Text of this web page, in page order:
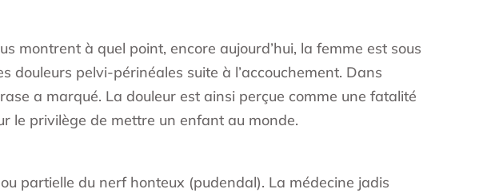
montrent à quel point, encore aujourd’hui, la femme est sous
douleurs pelvi-périnéales suite à l’accouchement. Dans
a marqué. La douleur est ainsi perçue comme une fatalité
le privilège de mettre un enfant au monde.
partielle du nerf honteux (pudendal). La médecine jadis